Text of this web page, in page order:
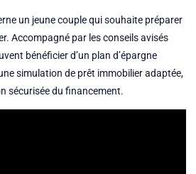
un jeune couple qui souhaite préparer
Accompagné par les conseils avisés
bénéficier d’un plan d’épargne
simulation de prêt immobilier adaptée,
sécurisée du financement.